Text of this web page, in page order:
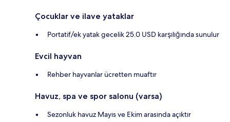
Çocuklar ve ilave yataklar
Portatif/ek yatak gecelik 25.0 USD karşılığında sunulur
Evcil hayvan
Rehber hayvanlar ücretten muaftır
Havuz, spa ve spor salonu (varsa)
Sezonluk havuz Mayıs ve Ekim arasında açıktır